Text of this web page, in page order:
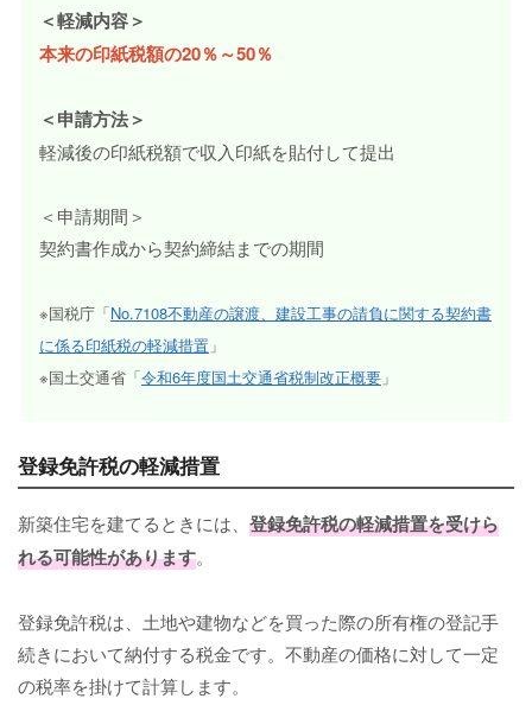
＜軽減内容＞
本来の印紙税額の20％～50％
＜申請方法＞
軽減後の印紙税額で収入印紙を貼付して提出
＜申請期間＞
契約書作成から契約締結までの期間
※国税庁「No.7108不動産の譲渡、建設工事の請負に関する契約書
に係る印紙税の軽減措置」
※国土交通省「令和6年度国土交通省税制改正概要」
登録免許税の軽減措置
新築住宅を建てるときには、 登録免許税の軽減措置を受けら
れる可能性があります。
登録免許税は、土地や建物などを買った際の所有権の登記手
続きにおいて納付する税金です。不動産の価格に対して一定
の税率を掛けて計算します。